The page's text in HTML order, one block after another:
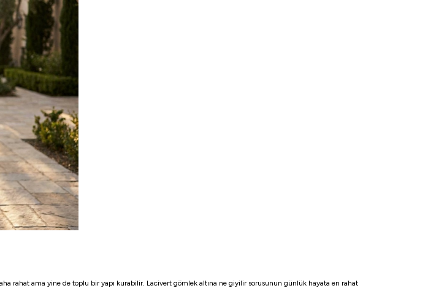
rahat ama yine de toplu bir yapı kurabilir. Lacivert gömlek altına ne giyilir sorusunun günlük hayata en rahat